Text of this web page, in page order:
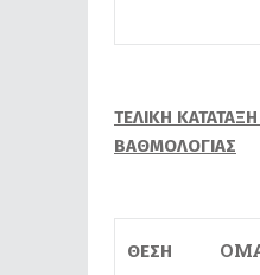
ΤΕΛΙΚΗ
ΒΑΘΜΟΛΟΓΙΑΣ
ΘΕΣΗ